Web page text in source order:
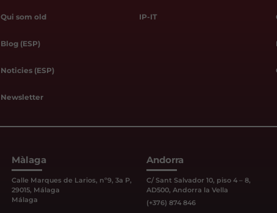
Qui som old
Blog (ESP)
Noticies (ESP)
Newsletter
IP-IT
Màlaga
Calle Marques de Larios, nº9, 3a P,
29015, Málaga
Málaga
Andorra
C/ Sant Salvador 10, piso 4 – 8,
AD500, Andorra la Vella
(+376) 874 846